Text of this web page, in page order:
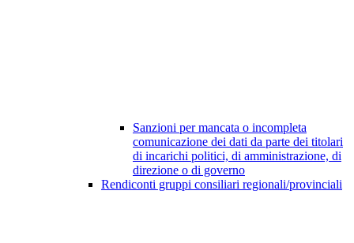
Sanzioni per mancata o incompleta
comunicazione dei dati da parte dei titolari
di incarichi politici, di amministrazione, di
direzione o di governo
Rendiconti gruppi consiliari regionali/provinciali